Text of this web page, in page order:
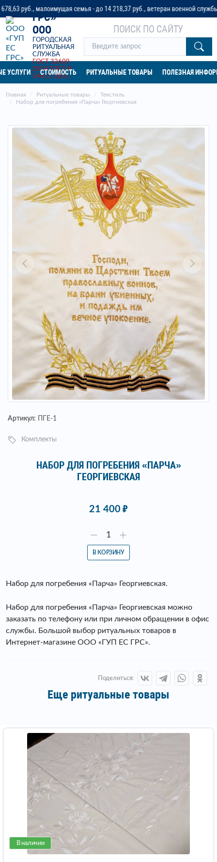
малоимущая семья - до 14 218,37 руб., ветеран военной службы - до
«ГУП ЕС
ГРС»
ООО
ГОРОДСКАЯ
РИТУАЛЬНАЯ
СЛУЖБА
ГОСТ 32609-
2014 ГОСТ Р
54611-2011
ПОИСК ПО САЙТУ
УСЛУГИ СТОИМОСТЬ РИТУАЛЬНЫЕ ТОВАРЫ ПОЛЕЗНАЯ
Главная Ритуальные товары
Текстиль
Набор для погребения «Парча» Георгиевская
Артикул: ПГЕ-1
Комплекты
НАБОР ДЛЯ ПОГРЕБЕНИЯ «ПАРЧА»
ГЕОРГИЕВСКАЯ
21 400
В КОРЗИНУ
Набор для погребения «Парча» Георгиевская.
Набор для погребения «Парча» Георгиевская можно
заказать по телефону или при личном обращении в офис
службы. Большой выбор ритуальных товаров в
Интернет-магазине ООО «ГУП ЕС ГРС».
Поделиться:
Еще ритуальные товары
В наличии